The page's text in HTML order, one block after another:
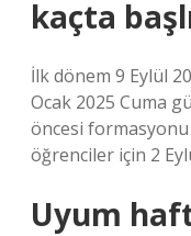
kaçta
İlk dönem 9 Eylül
Ocak 2025 Cuma
öncesi formasyonu
öğrenciler için 2
Uyum